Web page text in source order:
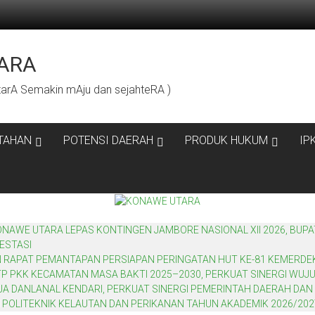
Semakin mAju dan sejahteRA )
POTENSI DAERAH PRODUK HUKUM
UTARA LEPAS KONTINGEN JAMBORE NASIONAL XII 2026,
PEMANTAPAN PERSIAPAN PERINGATAN HUT KE-81
PKK KECAMATAN MASA BAKTI 2025–2030, PERKUAT SINERGI
DANLANAL KENDARI, PERKUAT SINERGI PEMERINTAH DAERAH DAN
KELAUTAN DAN PERIKANAN TAHUN AKADEMIK 2026/